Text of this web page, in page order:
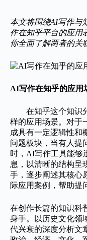
本文将围绕AI写作与
作在知乎平台的应用
你全面了解两者的关
AI写作在知乎的应用
在知乎这个知识
样的应用场景。对于
成具有一定逻辑性和
问题板块，当有人提
时，AI写作工具能够
息，以清晰的结构呈
手，逐步阐述其核心
际应用案例，帮助提
在创作长篇的知识科
身手。以历史文化领
代兴衰的深度分析文